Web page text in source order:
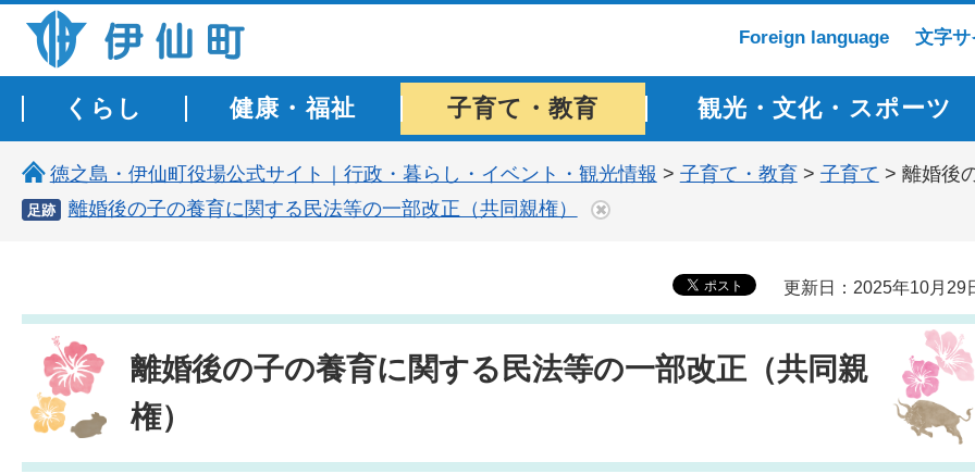
伊仙町 健康・長寿と子宝の町 Foreign language 文字
くらし 健康・福祉 子育て・教育 観光・文化・スポーツ
徳之島・伊仙町役場公式サイト｜行政・暮らし・イベント・観光情報 > 子育て・教育 > 子育て > 離婚後
足跡 離婚後の子の養育に関する民法等の一部改正（共同親権）
更新日：2025年10月29
離婚後の子の養育に関する民法等の一部改正（共同親
権）